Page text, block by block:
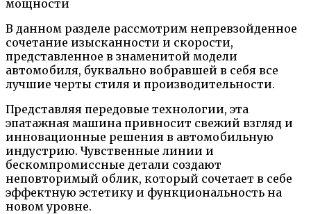
В данном разделе рассмотрим непревзойденное
сочетание изысканности и скорости,
представленное в знаменитой модели
автомобиля, буквально вобравшей в себя все
лучшие черты стиля и производительности.
Представляя передовые технологии, эта
эпатажная машина привносит свежий взгляд и
инновационные решения в автомобильную
индустрию. Чувственные линии и
бескомпромиссные детали создают
неповторимый облик, который сочетает в себе
эффектную эстетику и функциональность на
новом уровне.